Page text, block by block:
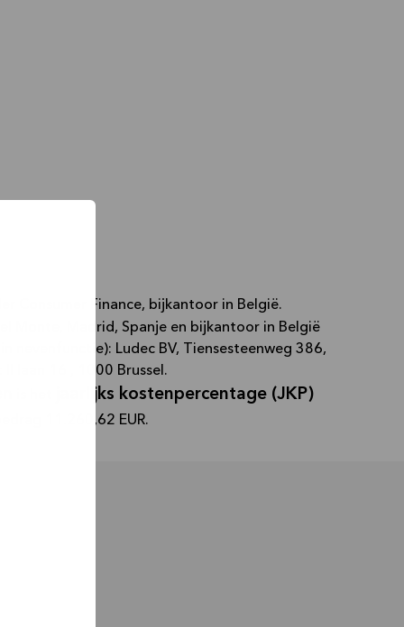
Consumer Finance, bijkantoor in België.
Monte, Madrid, Spanje en bijkantoor in België
Ludec BV, Tiensesteenweg 386,
laan 16 , 1000 Brussel.
jaarlijks kostenpercentage (JKP)
11.260,62 EUR.